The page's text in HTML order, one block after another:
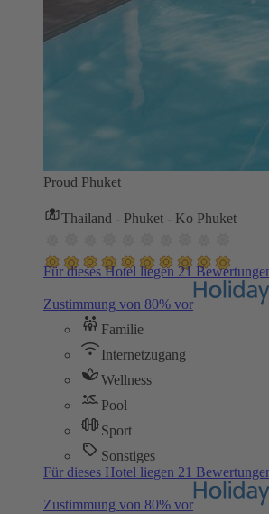
Proud Phuket
Thailand - Phuket - Ko Phuket
Für dieses Hotel liegen 21
Zustimmung von 80% vor
Familie
Internetzugang
Wellness
Pool
Sport
Sonstiges
Für dieses Hotel liegen 21
Zustimmung von 80% vor